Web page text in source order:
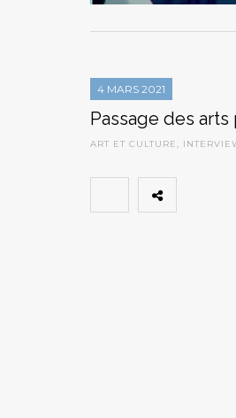
4 MARS 2021
Passage des
ART ET CULTURE,